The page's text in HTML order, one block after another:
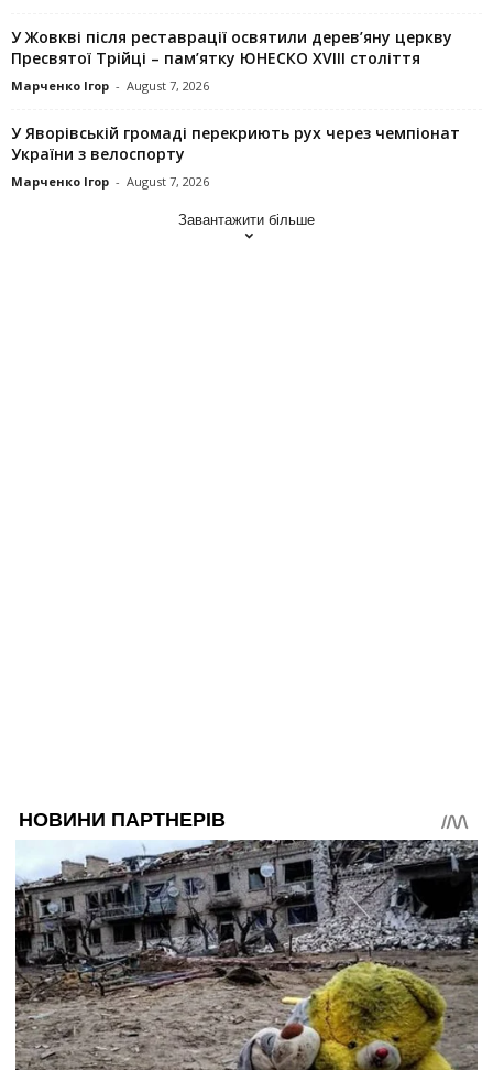
У Жовкві після реставрації освятили дерев’яну церкву
Пресвятої Трійці – пам’ятку ЮНЕСКО XVIII століття
Марченко Ігор - August 7, 2026
У Яворівській громаді перекриють рух через чемпіонат
України з велоспорту
Марченко Ігор - August 7, 2026
Завантажити більше